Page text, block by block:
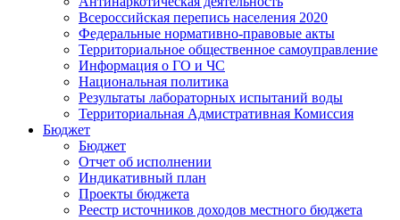
Всероссийская перепись населения 2020
Федеральные нормативно-правовые акты
Территориальное общественное самоуправление
Информация о ГО и ЧС
Национальная политика
Результаты лабораторных испытаний воды
Территориальная Адмистративная Комиссия
Бюджет
Бюджет
Отчет об исполнении
Индикативный план
Проекты бюджета
Реестр источников доходов местного бюджета